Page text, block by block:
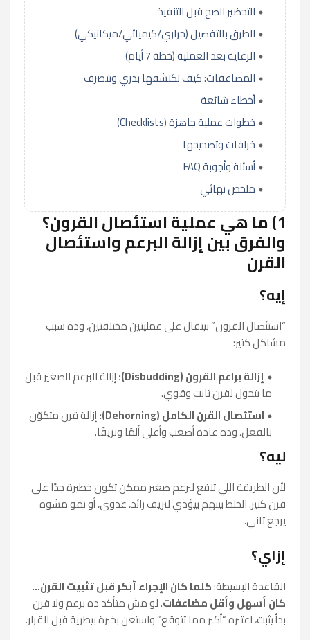
التحضير الصح قبل التنفيذ
الطرق بالتفصيل (حراري/كيميائي/ميكانيكي)
الرعاية بعد العملية (خطة 7 أيام)
المضاعفات: كيف تكتشفها بدري وتتصرف
أخطاء شائعة
خطوات عملية جاهزة (Checklists)
خرافات وتصحيحها
أسئلة وأجوبة FAQ
ملخص نهائي
1) ما هي عملية استئصال القرون؟
والفرق بين إزالة البرعم واستئصال
القرن
إيه؟
“استئصال القرون” بيتقال على عمليتين مختلفتين، وده سبب
مشاكل كتير:
إزالة براعم القرون (Disbudding):
إزالة البرعم الصغير قبل
ما يتحول لقرن ثابت وقوي.
استئصال القرن الكامل (Dehorning):
إزالة قرن متكوّن
بالفعل، وده عادة أصعب وأعلى ألمًا ونزيفًا.
ليه؟
لأن الطريقة اللي تنفع لبرعم صغير ممكن تكون خطيرة جدًا على
قرن كبير. الخلط بينهم بيؤدي لنزيف زائد، عدوى، أو نمو مشوه
يرجع تاني.
إزاي؟
القاعدة البسيطة:كلما كان الإجراء أبكر قبل تثبيت القرن…
كان أسهل وأقل مضاعفات. لو مش متأكد ده برعم ولا قرن
بدأ يثبت، اعتبره “أكبر مما تتوقع” واستعن بخبرة بيطرية قبل القرار.